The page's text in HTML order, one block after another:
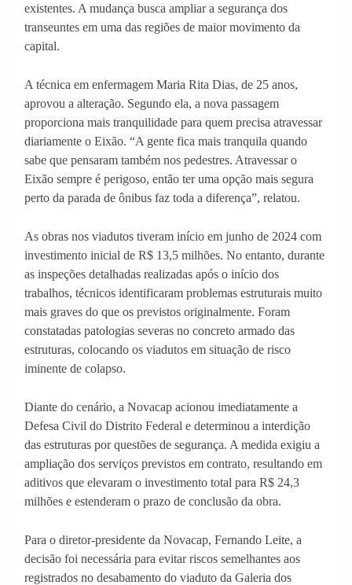
existentes. A mudança busca ampliar a segurança dos
transeuntes em uma das regiões de maior movimento da
capital.
A técnica em enfermagem Maria Rita Dias, de 25 anos,
aprovou a alteração. Segundo ela, a nova passagem
proporciona mais tranquilidade para quem precisa atravessar
diariamente o Eixão. “A gente fica mais tranquila quando
sabe que pensaram também nos pedestres. Atravessar o
Eixão sempre é perigoso, então ter uma opção mais segura
perto da parada de ônibus faz toda a diferença”, relatou.
As obras nos viadutos tiveram início em junho de 2024 com
investimento inicial de R$ 13,5 milhões. No entanto, durante
as inspeções detalhadas realizadas após o início dos
trabalhos, técnicos identificaram problemas estruturais muito
mais graves do que os previstos originalmente. Foram
constatadas patologias severas no concreto armado das
estruturas, colocando os viadutos em situação de risco
iminente de colapso.
Diante do cenário, a Novacap acionou imediatamente a
Defesa Civil do Distrito Federal e determinou a interdição
das estruturas por questões de segurança. A medida exigiu a
ampliação dos serviços previstos em contrato, resultando em
aditivos que elevaram o investimento total para R$ 24,3
milhões e estenderam o prazo de conclusão da obra.
Para o diretor-presidente da Novacap, Fernando Leite, a
decisão foi necessária para evitar riscos semelhantes aos
registrados no desabamento do viaduto da Galeria dos